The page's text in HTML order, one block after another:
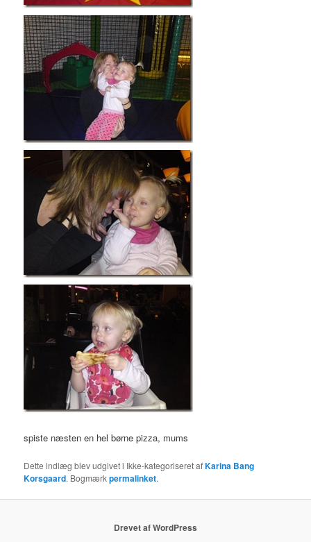
spiste næsten en hel børne pizza, mums
Dette indlæg blev udgivet i Ikke-kategoriseret afKarina Bang
Korsgaard. Bogmærkpermalinket.
Drevet af WordPress